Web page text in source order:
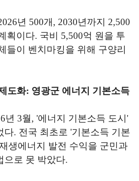
년 500개, 2030년까지 2,500
획이다. 국비 5,500억 원을 투
들이 벤치마킹을 위해 구양리
도화: 영광군 에너지 기본소득
년 3월, '에너지 기본소득 도시'
다. 전국 최초로 '기본소득 기본
생에너지 발전 수익을 군민과
으로 못 박았다.